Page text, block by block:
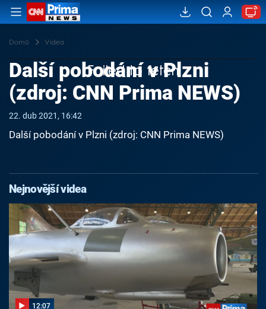
Domů Videa
Failed to fetch
Další pobodání v Plzni
(zdroj: CNN Prima NEWS)
22. dub 2021, 16:42
Další pobodání v Plzni (zdroj: CNN Prima NEWS)
Nejnovější videa
12:07